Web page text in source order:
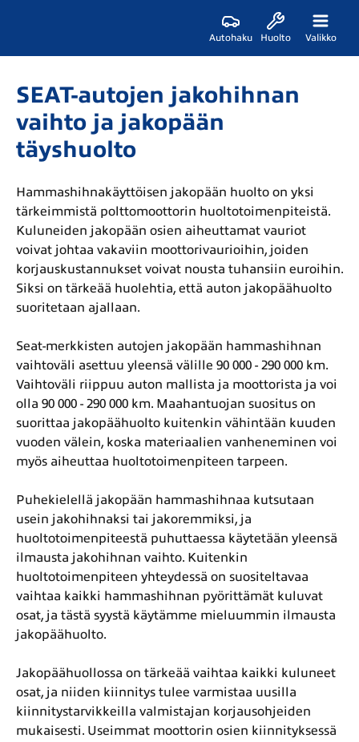
Autohaku Huolto Valikko
SEAT-autojen jakohihnan
vaihto ja jakopään
täyshuolto
Hammashihnakäyttöisen jakopään huolto on yksi
tärkeimmistä polttomoottorin huoltotoimenpiteistä.
Kuluneiden jakopään osien aiheuttamat vauriot
voivat johtaa vakaviin moottorivaurioihin, joiden
korjauskustannukset voivat nousta tuhansiin euroihin.
Siksi on tärkeää huolehtia, että auton jakopäähuolto
suoritetaan ajallaan.
Seat-merkkisten autojen jakopään hammashihnan
vaihtoväli asettuu yleensä välille 90 000 - 290 000 km.
Vaihtoväli riippuu auton mallista ja moottorista ja voi
olla 90 000 - 290 000 km. Maahantuojan suositus on
suorittaa jakopäähuolto kuitenkin vähintään kuuden
vuoden välein, koska materiaalien vanheneminen voi
myös aiheuttaa huoltotoimenpiteen tarpeen.
Puhekielellä jakopään hammashihnaa kutsutaan
usein jakohihnaksi tai jakoremmiksi, ja
huoltotoimenpiteestä puhuttaessa käytetään yleensä
ilmausta jakohihnan vaihto. Kuitenkin
huoltotoimenpiteen yhteydessä on suositeltavaa
vaihtaa kaikki hammashihnan pyörittämät kuluvat
osat, ja tästä syystä käytämme mieluummin ilmausta
jakopäähuolto.
Jakopäähuollossa on tärkeää vaihtaa kaikki kuluneet
osat, ja niiden kiinnitys tulee varmistaa uusilla
kiinnitystarvikkeilla valmistajan korjausohjeiden
mukaisesti. Useimmat moottorin osien kiinnityksessä